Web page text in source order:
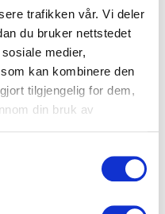
trafikken vår. Vi deler
du bruker nettstedet
medier,
kan kombinere den
tilgjengelig for dem,
din bruk av
Aasheim er en av
mest etterspurte
på retorikk og
Han lærer
du får frem
som ikke bare blir